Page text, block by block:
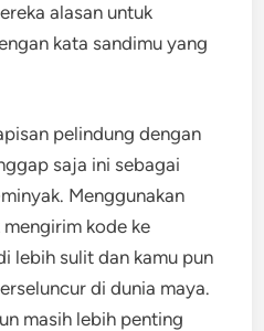
alasan untuk
kata sandimu yang
pelindung dengan
saja ini sebagai
Menggunakan
kode ke
lebih sulit dan kamu pun
di dunia maya.
masih lebih penting